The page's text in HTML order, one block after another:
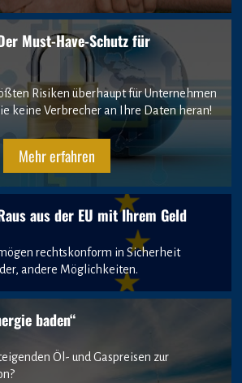
Must-Have-Schutz für
Risiken überhaupt für Unternehmen
keine Verbrecher an Ihre Daten heran!
Mehr erfahren
aus der EU mit Ihrem Geld
rechtskonform in Sicherheit
andere Möglichkeiten.
baden“
Öl- und Gaspreisen zur